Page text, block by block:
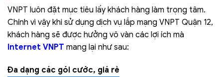
VNPT luôn đặt mục tiêu lấy khách hàng làm trọng tâm.
Chính vì vậy khi sử dụng dịch vụ lắp mạng VNPT Quận 12,
khách hàng sẽ được hưởng vô vàn các lợi ích mà
Internet VNPT mang lại như sau:
Đa dạng các gói cước, giá rẻ